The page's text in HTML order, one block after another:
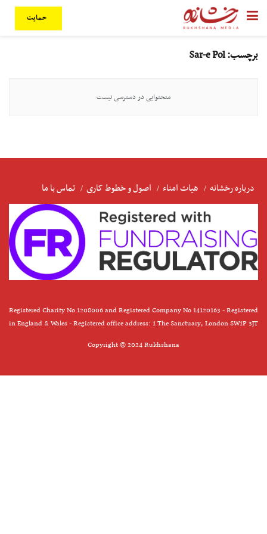
حمایت
برچسب:Sar-e Pol
متحتوایی در دسترسی نیست
درباره رخشانه هیات امناء اصول و خطوط کاری تماس با ما
Registered Charity No 1208006 and Registered Company No 14120163 - Registered
in England & Wales - Registered office address: 1 The Sanctuary, London SW1P 3JT
Copyright © 2024 Rukhshana